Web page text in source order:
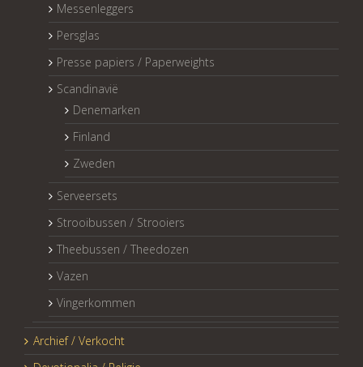
Messenleggers
Persglas
Presse papiers / Paperweights
Scandinavië
Denemarken
Finland
Zweden
Serveersets
Strooibussen / Strooiers
Theebussen / Theedozen
Vazen
Vingerkommen
Archief / Verkocht